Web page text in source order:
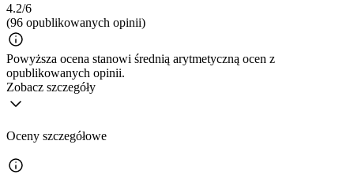
4.2/6
(96 opublikowanych opinii)
Powyższa ocena stanowi średnią arytmetyczną ocen z
opublikowanych opinii.
Zobacz szczegóły
Oceny szczegółowe